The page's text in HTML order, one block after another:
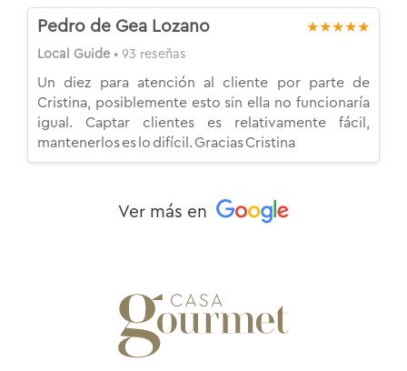
Pedro de Gea Lozano ★★★★★
Local Guide • 93 reseñas
Un diez para atención al cliente por parte de
Cristina, posiblemente esto sin ella no funcionaría
igual. Captar clientes es relativamente fácil,
mantenerlos es lo difícil. Gracias Cristina
Ver más en